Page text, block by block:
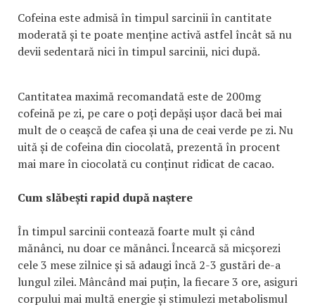
Cofeina este admisă în timpul sarcinii în cantitate
moderată și te poate menține activă astfel încât să nu
devii sedentară nici în timpul sarcinii, nici după.
Cantitatea maximă recomandată este de 200mg
cofeină pe zi, pe care o poți depăși ușor dacă bei mai
mult de o ceașcă de cafea și una de ceai verde pe zi. Nu
uită și de cofeina din ciocolată, prezentă în procent
mai mare în ciocolată cu conținut ridicat de cacao.
Cum slăbești rapid după naștere
În timpul sarcinii contează foarte mult și când
mănânci, nu doar ce mănânci. Încearcă să micșorezi
cele 3 mese zilnice și să adaugi încă 2-3 gustări de-a
lungul zilei. Mâncând mai puțin, la fiecare 3 ore, asiguri
corpului mai multă energie și stimulezi metabolismul